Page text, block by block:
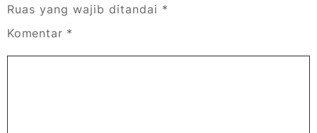
Ruas yang wajib ditandai *
Komentar *